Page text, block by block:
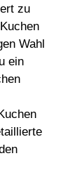
zu
Wahl
ein